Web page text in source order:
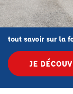
tout savoir sur la
JE